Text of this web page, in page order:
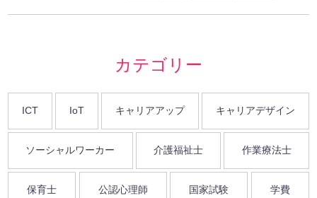
カテゴリー
ICT IoT キャリアアップ キャリアデザイン
ソーシャルワーカー 介護福祉士 作業療法士
保育士 公認心理師 国家試験 学費